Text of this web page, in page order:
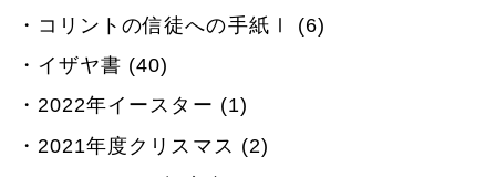
コリントの信徒への手紙Ⅰ (6)
イザヤ書 (40)
2022年イースター (1)
2021年度クリスマス (2)